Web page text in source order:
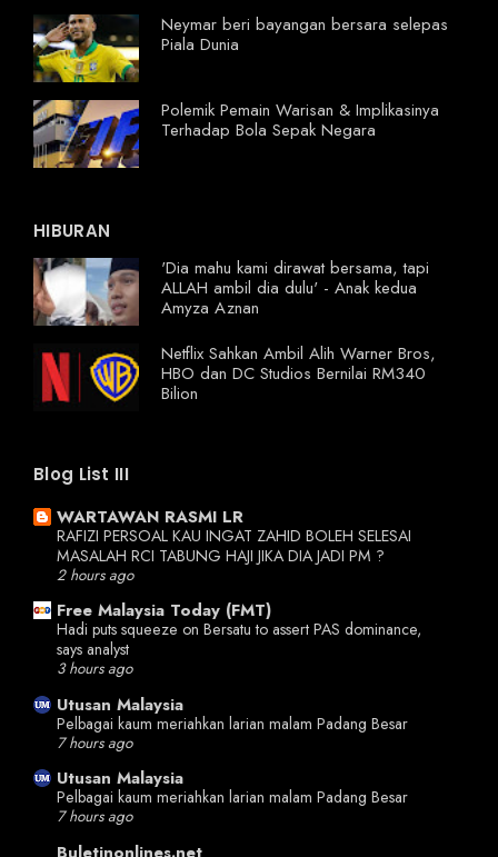
Neymar beri bayangan bersara selepas
Piala Dunia
Polemik Pemain Warisan & Implikasinya
Terhadap Bola Sepak Negara
HIBURAN
'Dia mahu kami dirawat bersama, tapi
ALLAH ambil dia dulu' - Anak kedua
Amyza Aznan
Netflix Sahkan Ambil Alih Warner Bros,
HBO dan DC Studios Bernilai RM340
Bilion
Blog List III
WARTAWAN RASMI LR
RAFIZI PERSOAL KAU INGAT ZAHID BOLEH SELESAI
MASALAH RCI TABUNG HAJI JIKA DIA JADI PM ?
2 hours ago
Free Malaysia Today (FMT)
Hadi puts squeeze on Bersatu to assert PAS dominance,
says analyst
3 hours ago
Utusan Malaysia
Pelbagai kaum meriahkan larian malam Padang Besar
7 hours ago
Utusan Malaysia
Pelbagai kaum meriahkan larian malam Padang Besar
7 hours ago